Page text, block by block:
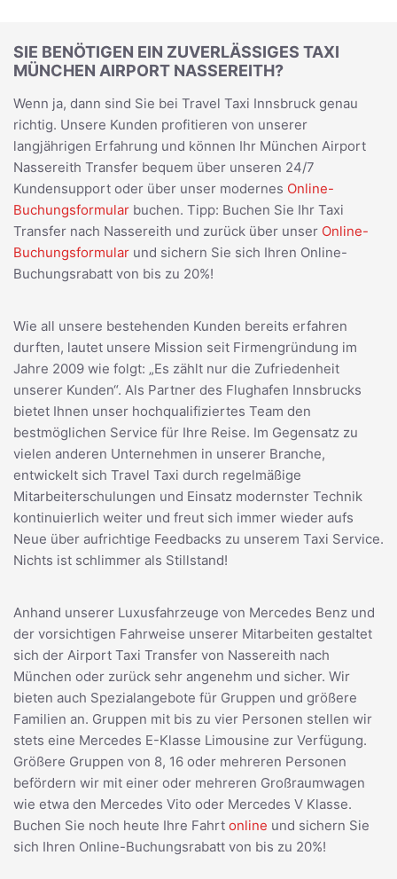
SIE BENÖTIGEN EIN ZUVERLÄSSIGES TAXI
MÜNCHEN AIRPORT NASSEREITH?
Wenn ja, dann sind Sie bei Travel Taxi Innsbruck genau
richtig. Unsere Kunden profitieren von unserer
langjährigen Erfahrung und können Ihr München Airport
Nassereith Transfer bequem über unseren 24/7
Kundensupport oder über unser modernes Online-
Buchungsformular buchen. Tipp: Buchen Sie Ihr Taxi
Transfer nach Nassereith und zurück über unser Online-
Buchungsformular und sichern Sie sich Ihren Online-
Buchungsrabatt von bis zu 20%!
Wie all unsere bestehenden Kunden bereits erfahren
durften, lautet unsere Mission seit Firmengründung im
Jahre 2009 wie folgt: „Es zählt nur die Zufriedenheit
unserer Kunden“. Als Partner des Flughafen Innsbrucks
bietet Ihnen unser hochqualifiziertes Team den
bestmöglichen Service für Ihre Reise. Im Gegensatz zu
vielen anderen Unternehmen in unserer Branche,
entwickelt sich Travel Taxi durch regelmäßige
Mitarbeiterschulungen und Einsatz modernster Technik
kontinuierlich weiter und freut sich immer wieder aufs
Neue über aufrichtige Feedbacks zu unserem Taxi Service.
Nichts ist schlimmer als Stillstand!
Anhand unserer Luxusfahrzeuge von Mercedes Benz und
der vorsichtigen Fahrweise unserer Mitarbeiten gestaltet
sich der Airport Taxi Transfer von Nassereith nach
München oder zurück sehr angenehm und sicher. Wir
bieten auch Spezialangebote für Gruppen und größere
Familien an. Gruppen mit bis zu vier Personen stellen wir
stets eine Mercedes E-Klasse Limousine zur Verfügung.
Größere Gruppen von 8, 16 oder mehreren Personen
befördern wir mit einer oder mehreren Großraumwagen
wie etwa den Mercedes Vito oder Mercedes V Klasse.
Buchen Sie noch heute Ihre Fahrt online und sichern Sie
sich Ihren Online-Buchungsrabatt von bis zu 20%!